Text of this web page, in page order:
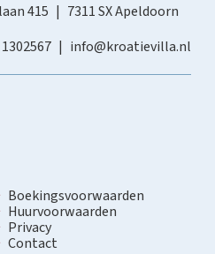
415
7311 SX Apeldoorn
info@kroatievilla.nl
Boekingsvoorwaarden
Huurvoorwaarden
Privacy
Contact